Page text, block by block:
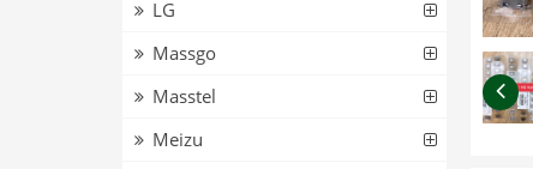
LG
Massgo
Masstel
Meizu